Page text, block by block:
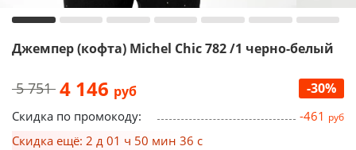
Джемпер (кофта) Michel Chic 782 /1 черно-белый
5 751 4 146 руб -30%
Скидка по промокоду: -461 руб
Скидка ещё: 2 д 01 ч 50 мин 35 с